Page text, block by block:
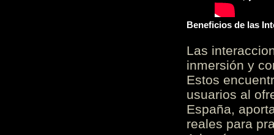
Beneficios de las
Las
inmersión y
Estos
usuarios al
España,
reales para